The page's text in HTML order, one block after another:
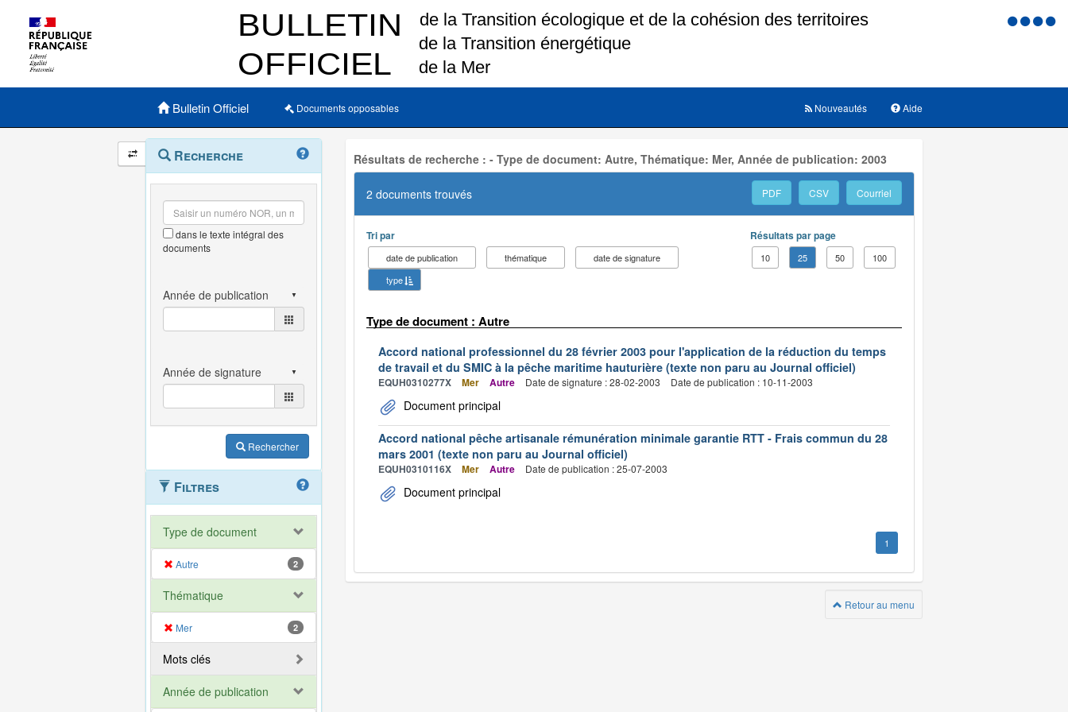
Menu
Menu principal
Bulletin Officiel Documents opposables Aide
Nouveautés
Navigation
et
outils
annexes
Menu
contextuel
Recherche
dans le texte intégral des
documents
Rechercher
Filtres
Type de document
Autre 2
Thématique
Mer 2
Mots clés
Année de publication
Résultats de recherche : - Type de document: Autre, Thématique: Mer, Année de publication: 2003
2 documents trouvés PDF CSV Courriel
Tri par
date de publication thématique
date de signature
type
Résultats par page
10 25 50 100
Type de document : Autre
Accord national professionnel du 28 février 2003 pour l'application de la réduction du temps
de travail et du SMIC à la pêche maritime hauturière (texte non paru au Journal officiel)
EQUH0310277X Mer Autre Date de signature : 28-02-2003 Date de publication : 10-11-2003
Document principal
Accord national pêche artisanale rémunération minimale garantie RTT - Frais commun du 28
mars 2001 (texte non paru au Journal officiel)
EQUH0310116X Mer Autre Date de publication : 25-07-2003
Document principal
1
Retour au menu